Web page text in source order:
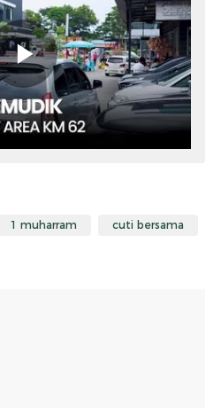
1 muharram cuti bersama